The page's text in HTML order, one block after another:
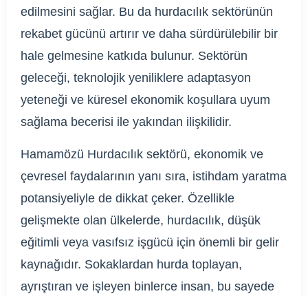
edilmesini sağlar. Bu da hurdacılık sektörünün
rekabet gücünü artırır ve daha sürdürülebilir bir
hale gelmesine katkıda bulunur. Sektörün
geleceği, teknolojik yeniliklere adaptasyon
yeteneği ve küresel ekonomik koşullara uyum
sağlama becerisi ile yakından ilişkilidir.
Hamamözü Hurdacılık sektörü, ekonomik ve
çevresel faydalarının yanı sıra, istihdam yaratma
potansiyeliyle de dikkat çeker. Özellikle
gelişmekte olan ülkelerde, hurdacılık, düşük
eğitimli veya vasıfsız işgücü için önemli bir gelir
kaynağıdır. Sokaklardan hurda toplayan,
ayrıştıran ve işleyen binlerce insan, bu sayede